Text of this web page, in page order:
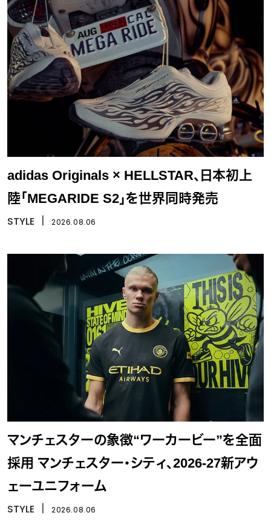
adidas Originals × HELLSTAR、日本初上
陸「MEGARIDE S2」を世界同時発売
STYLE 2026.08.06
マンチェスターの象徴“ワーカービー”を全面
採用 マンチェスター・シティ、2026-27新アウ
ェーユニフォーム
STYLE 2026.08.06